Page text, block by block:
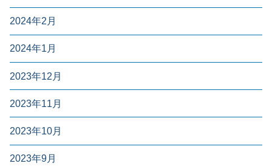
2024年2月
2024年1月
2023年12月
2023年11月
2023年10月
2023年9月